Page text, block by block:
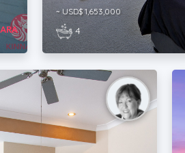
~ USD$ 1,653,000
4